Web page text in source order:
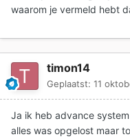
waarom je vermeld hebt
timon14
Geplaatst: 11
Ja ik heb advance
alles was opgelost maar